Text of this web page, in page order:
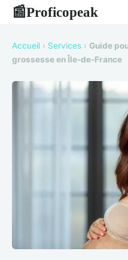
📰Proficopeak
Accueil › Services › Guide
grossesse en Île-de-France